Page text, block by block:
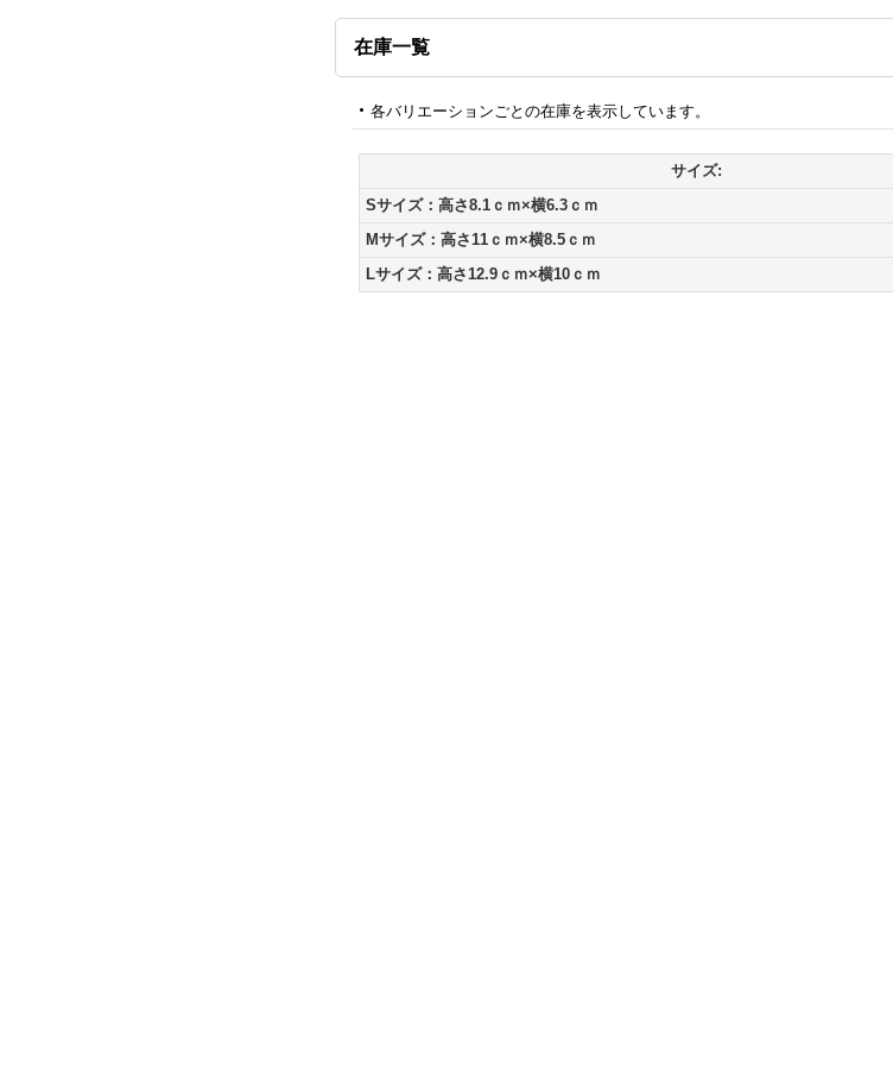
在庫一覧
各バリエーションごとの在庫を表示しています。
サイズ:
Sサイズ：高さ8.1ｃｍ×横6.3ｃｍ
Mサイズ：高さ11ｃｍ×横8.5ｃｍ
Lサイズ：高さ12.9ｃｍ×横10ｃｍ